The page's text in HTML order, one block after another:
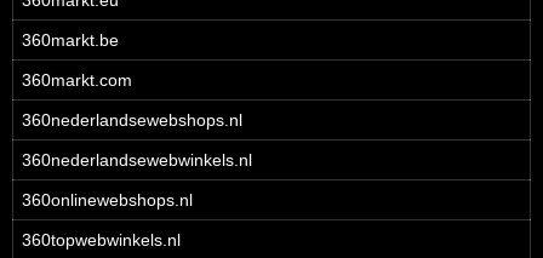
360markt.be
360markt.com
360nederlandsewebshops.nl
360nederlandsewebwinkels.nl
360onlinewebshops.nl
360topwebwinkels.nl